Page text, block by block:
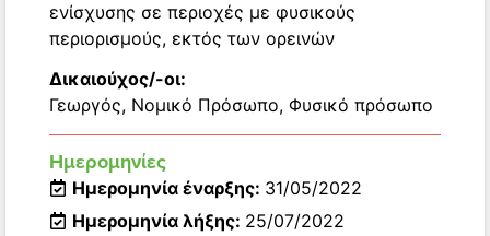
ενίσχυσης σε περιοχές με φυσικούς
περιορισμούς, εκτός των ορεινών
Δικαιούχος/-οι:
Γεωργός, Νομικό Πρόσωπο, Φυσικό πρόσωπο
Ημερομηνίες
Ημερομηνία έναρξης: 31/05/2022
Ημερομηνία λήξης: 25/07/2022